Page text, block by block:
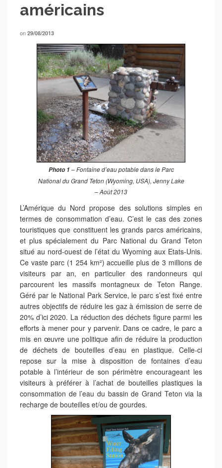
américains
on 29/08/2013
Photo 1 – Fontaine d’eau potable dans le Parc
National du Grand Teton (Wyoming, USA), Jenny Lake
–Août 2013
L’Amérique du Nord propose des solutions simples en
termes de consommation d’eau. C’est le cas des zones
touristiques que constituent les grands parcs américains,
et plus spécialement du Parc National du Grand Teton
situé au nord-ouest de l’état du Wyoming aux Etats-Unis.
Ce vaste parc (1 254 km²) accueille plus de 3 millions de
visiteurs par an, en particulier des randonneurs qui
parcourent les massifs montagneux de Teton Range.
Géré par le National Park Service, le parc s’est fixé entre
autres objectifs de réduire les gaz à émission de serre de
20% d’ici 2020. La réduction des déchets figure parmi les
efforts à mener pour y parvenir. Dans ce cadre, le parc a
mis en œuvre une politique afin de réduire la production
de déchets de bouteilles d’eau en plastique. Celle-ci
repose sur la mise à disposition de fontaines d’eau
potable à l’intérieur de son périmètre encourageant les
visiteurs à préférer à l’achat de bouteilles plastiques la
consommation de l’eau du bassin de Grand Teton via la
recharge de bouteilles et/ou de gourdes.